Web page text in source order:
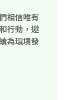
相信唯有
行動，邀
為環境發